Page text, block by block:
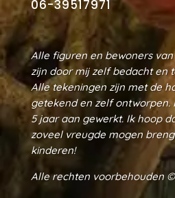
06-39517971
Alle figuren en bewoners
zijn door mij zelf bedacht en
Alle tekeningen zijn met de
getekend en zelf ontworpen.
5 jaar aan gewerkt. Ik hoop
zoveel vreugde mogen
kinderen!
Alle rechten voorbehouden ©